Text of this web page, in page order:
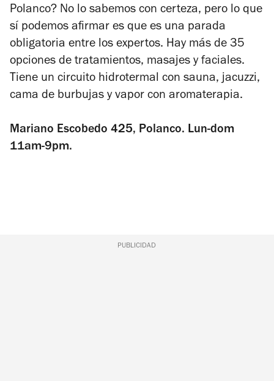
Polanco? No lo sabemos con certeza, pero lo que
sí podemos afirmar es que es una parada
obligatoria entre los expertos. Hay más de 35
opciones de tratamientos, masajes y faciales.
Tiene un circuito hidrotermal con sauna, jacuzzi,
cama de burbujas y vapor con aromaterapia.
Mariano Escobedo 425, Polanco. Lun-dom
11am-9pm.
PUBLICIDAD